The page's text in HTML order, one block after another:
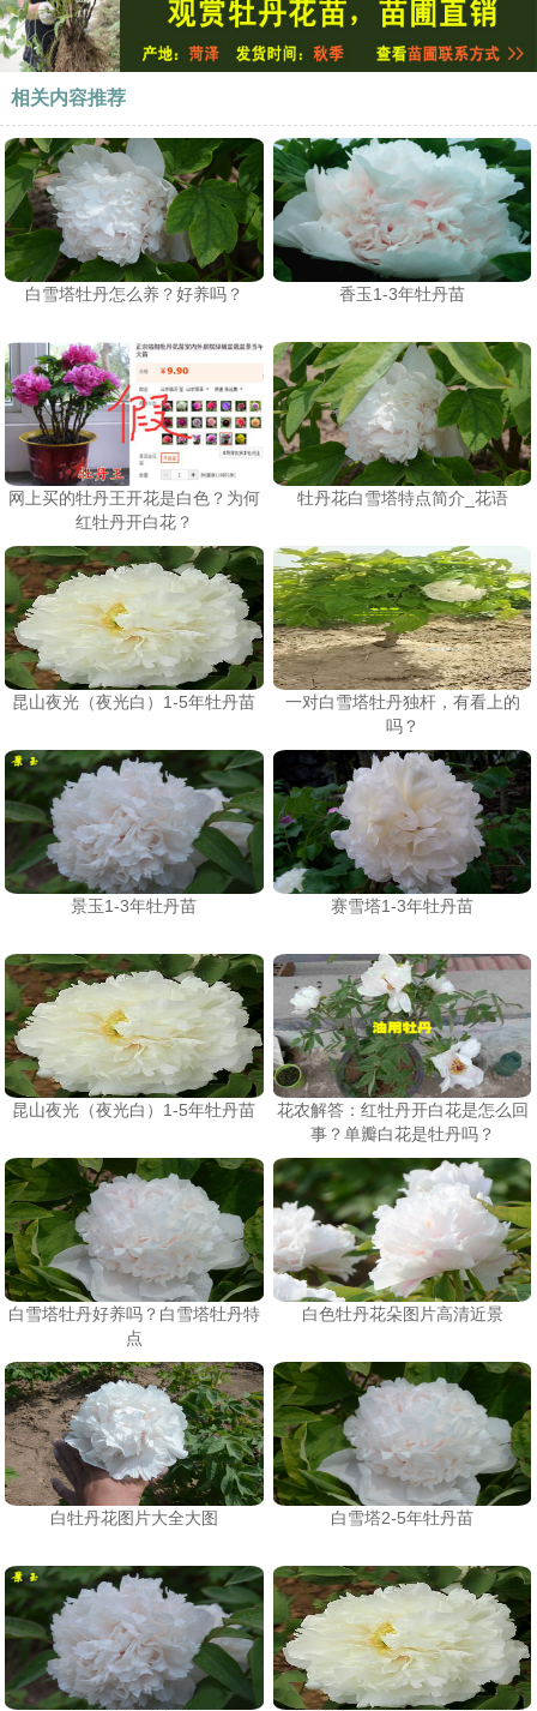
相关内容推荐
白雪塔牡丹怎么养？好养吗？ 香玉1-3年牡丹苗
网上买的牡丹王开花是白色？为何
红牡丹开白花？
牡丹花白雪塔特点简介_花语
昆山夜光（夜光白）1-5年牡丹苗
一对白雪塔牡丹独杆，有看上的
吗？
景玉1-3年牡丹苗 赛雪塔1-3年牡丹苗
昆山夜光（夜光白）1-5年牡丹苗
花农解答：红牡丹开白花是怎么回
事？单瓣白花是牡丹吗？
白雪塔牡丹好养吗？白雪塔牡丹特
点
白色牡丹花朵图片高清近景
白牡丹花图片大全大图 白雪塔2-5年牡丹苗